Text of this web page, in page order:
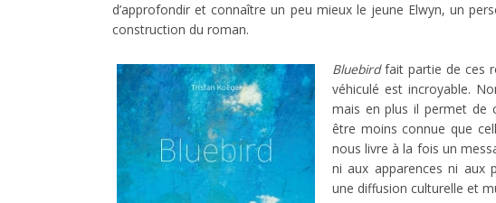
d’approfondir et connaître un peu mieux le jeune Elwyn, un
construction du roman.
Bluebirdfait partie de ces
véhiculé est incroyable.
mais en plus il permet de
être moins connue que
nous livre à la fois un
ni aux apparences ni aux
une diffusion culturelle et